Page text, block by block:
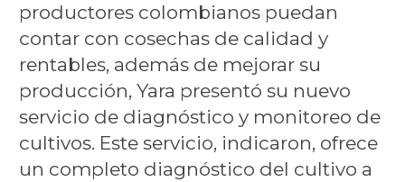
productores colombianos puedan
contar con cosechas de calidad y
rentables, además de mejorar su
producción, Yara presentó su nuevo
servicio de diagnóstico y monitoreo de
cultivos. Este servicio, indicaron, ofrece
un completo diagnóstico del cultivo a